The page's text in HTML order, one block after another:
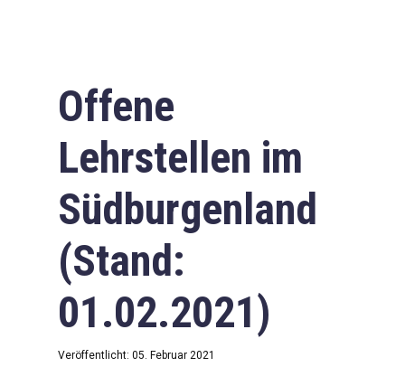
Offene
Lehrstellen im
Südburgenland
(Stand:
01.02.2021)
Veröffentlicht: 05. Februar 2021